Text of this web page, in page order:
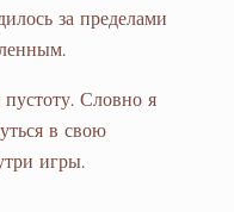
за пределами
Словно я
в свою
игры.